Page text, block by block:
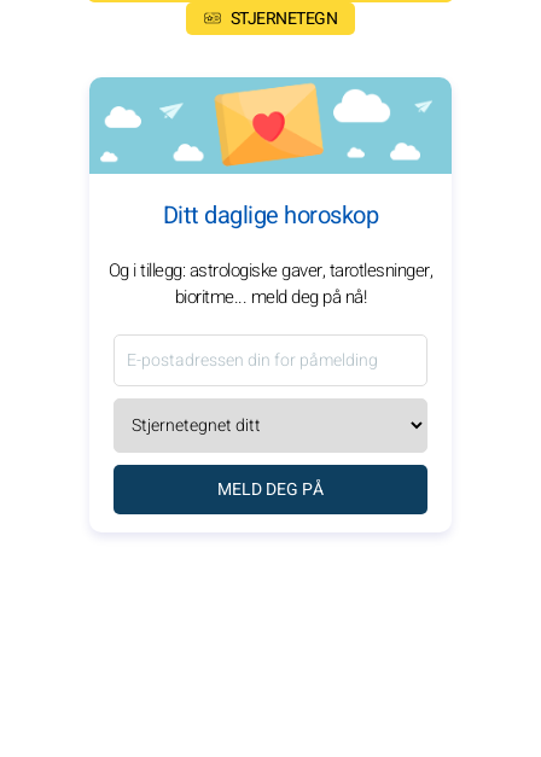
STJERNETEGN
Ditt daglige horoskop
Og i tillegg: astrologiske gaver, tarotlesninger,
bioritme... meld deg på nå!
MELD DEG PÅ